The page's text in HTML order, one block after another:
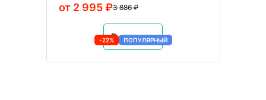
3 886 ₽
от 2 995 ₽
В корзину
-22% ПОПУЛЯРНЫЙ